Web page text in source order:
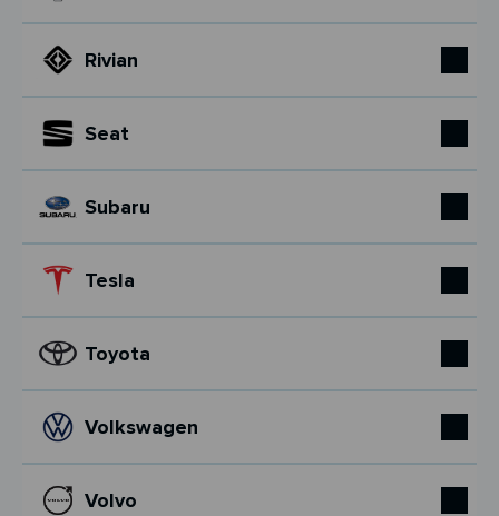
Rivian
Seat
Subaru
Tesla
Toyota
Volkswagen
Volvo